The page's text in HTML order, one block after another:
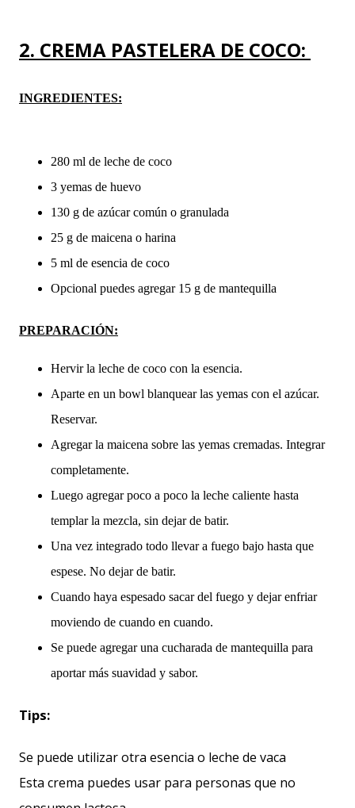
2. CREMA PASTELERA DE COCO:
INGREDIENTES:
280 ml de leche de coco
3 yemas de huevo
130 g de azúcar común o granulada
25 g de maicena o harina
5 ml de esencia de coco
Opcional puedes agregar 15 g de mantequilla
PREPARACIÓN:
Hervir la leche de coco con la esencia.
Aparte en un bowl blanquear las yemas con el azúcar.
Reservar.
Agregar la maicena sobre las yemas cremadas. Integrar
completamente.
Luego agregar poco a poco la leche caliente hasta
templar la mezcla, sin dejar de batir.
Una vez integrado todo llevar a fuego bajo hasta que
espese. No dejar de batir.
Cuando haya espesado sacar del fuego y dejar enfriar
moviendo de cuando en cuando.
Se puede agregar una cucharada de mantequilla para
aportar más suavidad y sabor.
Tips:
Se puede utilizar otra esencia o leche de vaca
Esta crema puedes usar para personas que no